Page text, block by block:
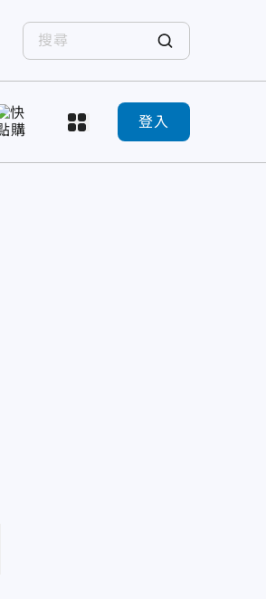
登入